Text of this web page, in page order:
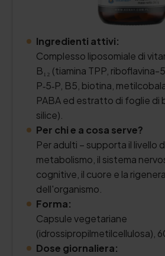
Ingredienti attivi:
Complesso liposomiale di
B₁₂ (tiamina TPP,
P‑5‑P, B5, biotina,
PABA ed estratto di foglie di
silice).
Per chi e a cosa serve?
Per adulti – supporta il livello
metabolismo, il sistema
cognitive, il cuore e la
dell'organismo.
Forma:
Capsule vegetariane
(idrossipropilmetilcellulosa),
Dose giornaliera: